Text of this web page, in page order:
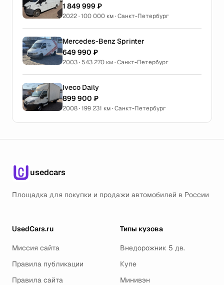
1 849 999 ₽
2022 · 100 000 км · Санкт-Петербург
Mercedes-Benz Sprinter
649 990 ₽
2003 · 543 270 км · Санкт-Петербург
Iveco Daily
899 900 ₽
2008 · 199 231 км · Санкт-Петербург
usedcars
Площадка для покупки и продажи автомобилей в России
UsedCars.ru
Миссия сайта
Правила публикации
Правила сайта
Типы кузова
Внедорожник 5 дв.
Купе
Минивэн